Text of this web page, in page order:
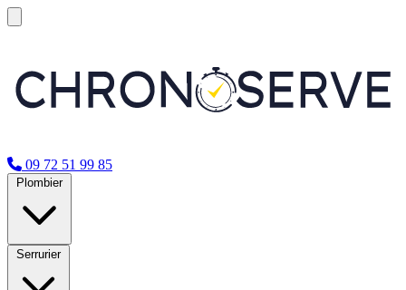
09 72 51 99 85
Plombier
Serrurier